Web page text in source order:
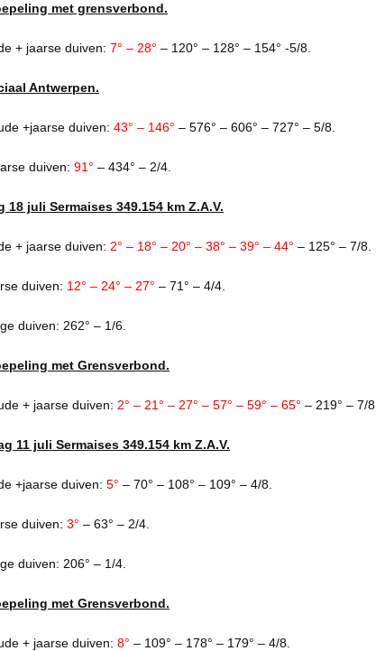
met grensverbond.
+ jaarse duiven: 7° – 28° – 120° – 128° – 154° -5/8.
Antwerpen.
+jaarse duiven: 43° – 146° – 576° – 606° – 727° – 5/8.
duiven: 91° – 434° – 2/4.
18 juli Sermaises 349.154 km Z.A.V.
+ jaarse duiven: 2° – 18° – 20° – 38° – 39° – 44° – 125° – 7/8.
duiven: 12° – 24° – 27° – 71° – 4/4.
duiven: 262° – 1/6.
met Grensverbond.
+ jaarse duiven: 2° – 21° – 27° – 57° – 59° – 65° – 219° – 7/8.
11 juli Sermaises 349.154 km Z.A.V.
+jaarse duiven: 5° – 70° – 108° – 109° – 4/8.
duiven: 3° – 63° – 2/4.
duiven: 206° – 1/4.
met Grensverbond.
+ jaarse duiven: 8° – 109° – 178° – 179° – 4/8.